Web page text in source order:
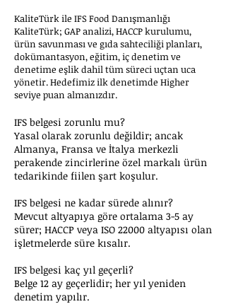
KaliteTürk ile IFS Food Danışmanlığı
KaliteTürk; GAP analizi, HACCP kurulumu,
ürün savunması ve gıda sahteciliği planları,
dokümantasyon, eğitim, iç denetim ve
denetime eşlik dahil tüm süreci uçtan uca
yönetir. Hedefimiz ilk denetimde Higher
seviye puan almanızdır.
IFS belgesi zorunlu mu?
Yasal olarak zorunlu değildir; ancak
Almanya, Fransa ve İtalya merkezli
perakende zincirlerine özel markalı ürün
tedarikinde fiilen şart koşulur.
IFS belgesi ne kadar sürede alınır?
Mevcut altyapıya göre ortalama 3-5 ay
sürer; HACCP veya ISO 22000 altyapısı olan
işletmelerde süre kısalır.
IFS belgesi kaç yıl geçerli?
Belge 12 ay geçerlidir; her yıl yeniden
denetim yapılır.